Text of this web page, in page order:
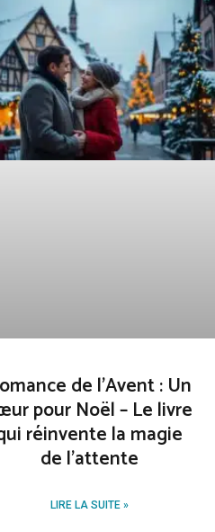
de l’Avent : Un
pour Noël – Le livre
réinvente la magie
de l’attente
LIRE LA SUITE »